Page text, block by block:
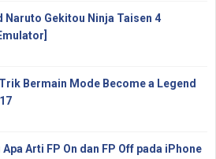
Naruto Gekitou Ninja Taisen 4
Bermain Mode Become a Legend
Apa Arti FP On dan FP Off pada iPhone